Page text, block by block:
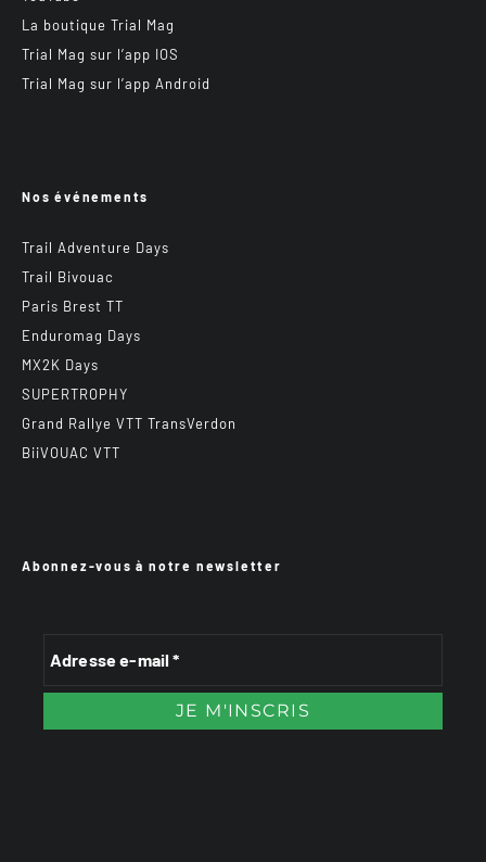
La boutique Trial Mag
Trial Mag sur l’app IOS
Trial Mag sur l’app Android
Nos événements
Trail Adventure Days
Trail Bivouac
Paris Brest TT
Enduromag Days
MX2K Days
SUPERTROPHY
Grand Rallye VTT TransVerdon
BiiVOUAC VTT
Abonnez-vous à notre newsletter